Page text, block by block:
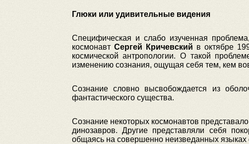
Глюки или удивительные видения
Специфическая и слабо изученная
космонавт Сергей Кричевский в октябре
космической антропологии. О такой
изменению сознания, ощущая себя тем, кем
Сознание словно высвобождается из
фантастического существа.
Сознание некоторых космонавтов
динозавров. Другие представляли себя
общаясь на совершенно неизведанных языках